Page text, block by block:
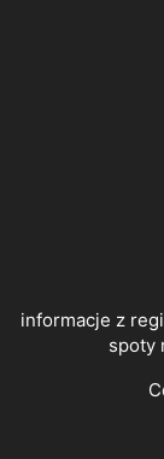
informacje z
spoty